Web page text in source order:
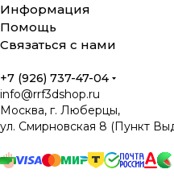
Средние серии и
варианты
удлинённые и
Трёхкратные
Компактные
Линейные
Информация
Помощь
Связаться с нами
+7 (926) 737-47-04
info@rrf3dshop.ru
Москва, г. Люберцы,
ул. Смирновская 8 (Пункт